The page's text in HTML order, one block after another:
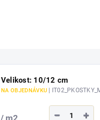
Velikost: 10/12 cm
NA OBJEDNÁVKU |
+
−